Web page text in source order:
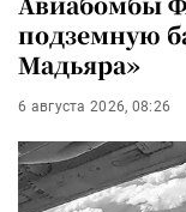
подземную
Мадьяра»
6 августа 2026, 08:26